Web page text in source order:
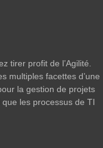
tirer profit de l’Agilité.
multiples facettes d’une
la gestion de projets
les processus de TI